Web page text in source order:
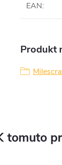
EAN:
Produkt
tomuto